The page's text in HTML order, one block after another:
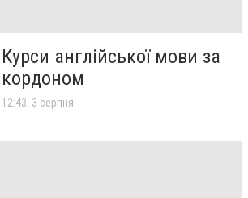
Курси англійської мови за
кордоном
12:43, 3 серпня